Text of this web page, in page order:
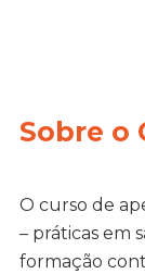
Sobre o
O curso de
– práticas em
formação